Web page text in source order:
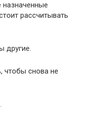
назначенные
рассчитывать
другие.
чтобы снова не